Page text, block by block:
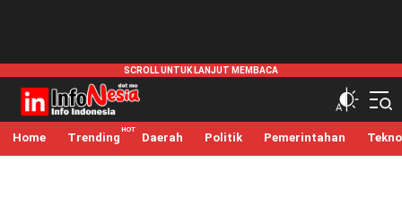
infonesia.me
Info Indonesia
Home Trending Daerah Politik Pemerintahan Tekno